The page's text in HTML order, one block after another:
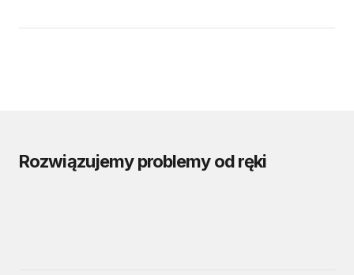
Rozwiązujemy problemy od ręki